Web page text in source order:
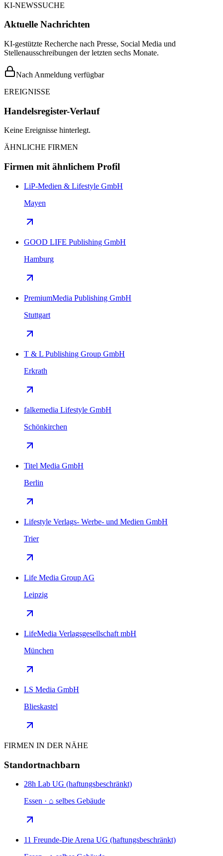
KI-NEWSSUCHE
Aktuelle Nachrichten
KI-gestützte Recherche nach Presse, Social Media und
Stellenausschreibungen der letzten sechs Monate.
Nach Anmeldung verfügbar
EREIGNISSE
Handelsregister-Verlauf
Keine Ereignisse hinterlegt.
ÄHNLICHE FIRMEN
Firmen mit ähnlichem Profil
LiP-Medien & Lifestyle GmbH
Mayen
GOOD LIFE Publishing GmbH
Hamburg
PremiumMedia Publishing GmbH
Stuttgart
T & L Publishing Group GmbH
Erkrath
falkemedia Lifestyle GmbH
Schönkirchen
Titel Media GmbH
Berlin
Lifestyle Verlags- Werbe- und Medien GmbH
Trier
Life Media Group AG
Leipzig
LifeMedia Verlagsgesellschaft mbH
München
LS Media GmbH
Blieskastel
FIRMEN IN DER NÄHE
Standortnachbarn
28h Lab UG (haftungsbeschränkt)
Essen · ⌂ selbes Gebäude
11 Freunde-Die Arena UG (haftungsbeschränkt)